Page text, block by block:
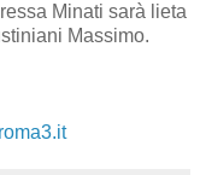
Minati sarà lieta
Massimo.